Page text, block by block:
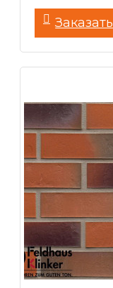
Заказать